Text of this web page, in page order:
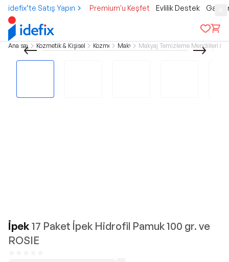
idefix’te Satış Yapın Premium'u Keşfet Evlilik Destek
Ana sayfa Kozmetik & Kişisel BakımKozmetik Makyaj Makyaj Temizleme Mendilleri &
İpek17 Paket İpek Hidrofil Pamuk 100 gr. ve
ROSIE